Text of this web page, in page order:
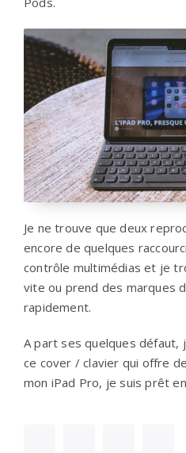
Je ne trouve que deux
encore de quelques
contrôle multimédias et je
vite ou prend des marques
rapidement.
A part ses quelques défaut,
ce cover / clavier qui offre
mon iPad Pro, je suis prêt